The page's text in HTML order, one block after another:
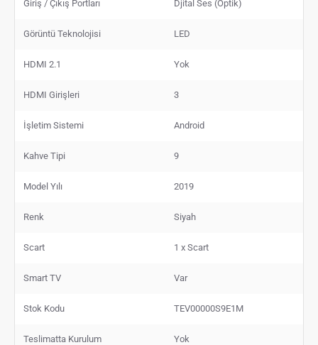
Giriş / Çıkış Portları Djital Ses (Optik)
Görüntü Teknolojisi LED
HDMI 2.1 Yok
HDMI Girişleri 3
İşletim Sistemi Android
Kahve Tipi 9
Model Yılı 2019
Renk Siyah
Scart 1 x Scart
Smart TV Var
Stok Kodu TEV00000S9E1M
Teslimatta Kurulum Yok